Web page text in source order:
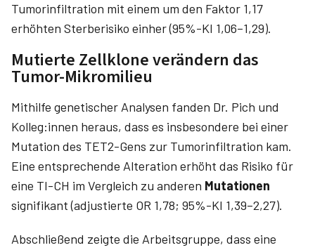
Tumorinfiltration mit einem um den Faktor 1,17
erhöhten Sterberisiko einher (95%-KI 1,06–1,29).
Mutierte Zellklone verändern das
Tumor-Mikromilieu
Mithilfe genetischer Analysen fanden Dr. Pich und
Kolleg:innen heraus, dass es insbesondere bei einer
Mutation des TET2-Gens zur Tumorinfiltration kam.
Eine entsprechende Alteration erhöht das Risiko für
eine TI-CH im Vergleich zu anderen Mutationen
signifikant (adjustierte OR 1,78; 95%-KI 1,39–2,27).
Abschließend zeigte die Arbeitsgruppe, dass eine